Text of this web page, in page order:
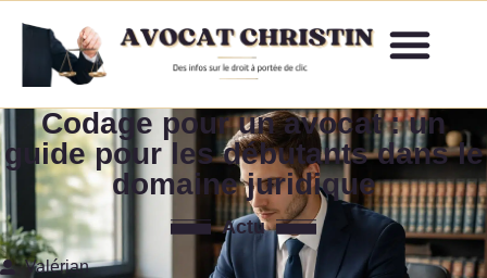
Codage pour un avocat : un
guide pour les débutants dans le
domaine juridique
Actu
Valérian